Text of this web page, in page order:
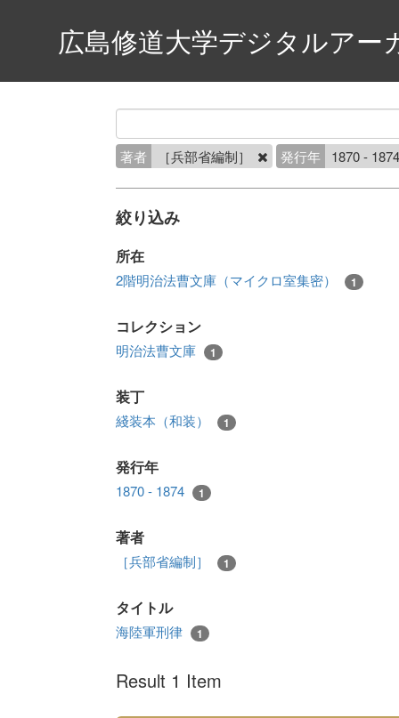
広島修道大学デジタルアー
著者 ［兵部省編制］ 発行年 1870 -
絞り込み
所在
2階明治法曹文庫（マイクロ室集密） 1
コレクション
明治法曹文庫 1
装丁
綫装本（和装） 1
発行年
1870 - 1874 1
著者
［兵部省編制］ 1
タイトル
海陸軍刑律 1
Result 1 Item